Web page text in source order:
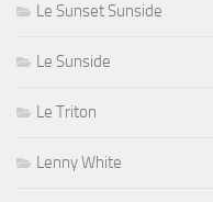
Le Sunset Sunside
Le Sunside
Le Triton
Lenny White